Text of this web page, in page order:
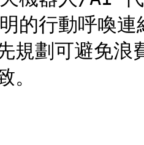
規劃可避免浪
。